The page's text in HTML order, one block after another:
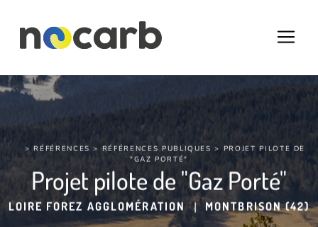
> RÉFÉRENCES > RÉFÉRENCES PUBLIQUES > PROJET PILOTE DE
"GAZ PORTÉ"
Projet pilote de "Gaz Porté"
LOIRE FOREZ AGGLOMÉRATION | MONTBRISON (42)